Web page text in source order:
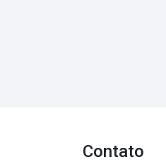
Contato